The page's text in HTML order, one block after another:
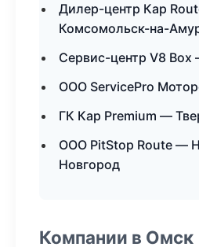
Дилер-центр Кар
Комсомольск-на-
Сервис-центр V8 Box
ООО ServicePro
ГК Кар Premium —
ООО PitStop Route —
Новгород
Компании в Омск